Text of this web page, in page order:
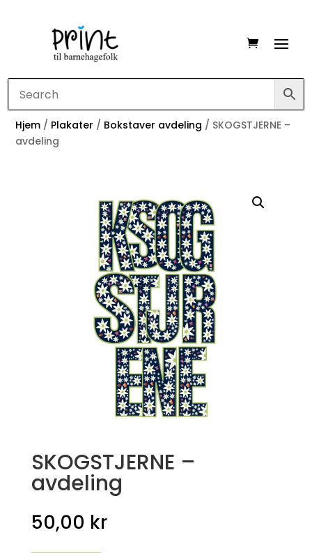
Hjem / Plakater / Bokstaver avdeling / SKOGSTJERNE –
avdeling
SKOGSTJERNE –
avdeling
50,00 kr